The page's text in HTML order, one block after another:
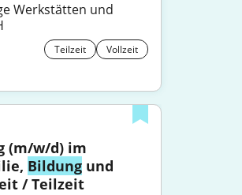
Werkstätten und
Teilzeit Vollzeit
(m/w/d) im
Bildung und
/ Teilzeit